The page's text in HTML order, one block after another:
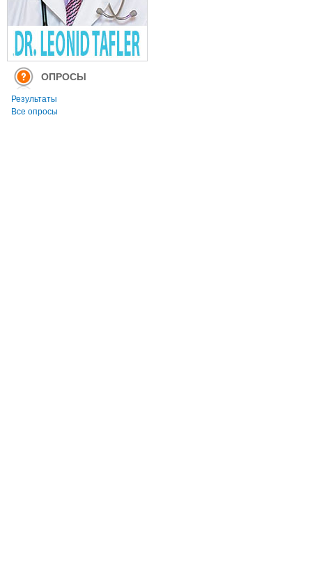
ОПРОСЫ
Результаты
Все опросы